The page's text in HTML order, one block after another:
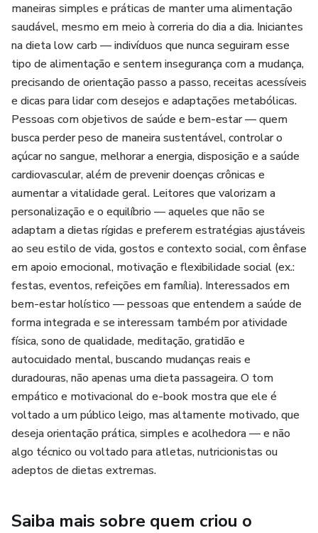
Com cerca de 200 páginas, é um guia completo para quem
deseja começar ou aprimorar a dieta low carb com
autoconhecimento, equilíbrio e prazer à mesa, sempre com
orientação profissional.
maneiras simples e práticas de manter uma alimentação
saudável, mesmo em meio à correria do dia a dia. Iniciantes
na dieta low carb — indivíduos que nunca seguiram esse
tipo de alimentação e sentem insegurança com a mudança,
precisando de orientação passo a passo, receitas acessíveis
e dicas para lidar com desejos e adaptações metabólicas.
Pessoas com objetivos de saúde e bem-estar — quem
busca perder peso de maneira sustentável, controlar o
açúcar no sangue, melhorar a energia, disposição e a saúde
cardiovascular, além de prevenir doenças crônicas e
aumentar a vitalidade geral. Leitores que valorizam a
personalização e o equilíbrio — aqueles que não se
adaptam a dietas rígidas e preferem estratégias ajustáveis
ao seu estilo de vida, gostos e contexto social, com ênfase
em apoio emocional, motivação e flexibilidade social (ex.:
festas, eventos, refeições em família). Interessados em
bem-estar holístico — pessoas que entendem a saúde de
forma integrada e se interessam também por atividade
física, sono de qualidade, meditação, gratidão e
autocuidado mental, buscando mudanças reais e
duradouras, não apenas uma dieta passageira. O tom
empático e motivacional do e-book mostra que ele é
voltado a um público leigo, mas altamente motivado, que
deseja orientação prática, simples e acolhedora — e não
algo técnico ou voltado para atletas, nutricionistas ou
adeptos de dietas extremas.
Saiba mais sobre quem criou o